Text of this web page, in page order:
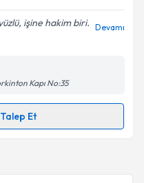
ilişkinAydınlatma
verilerimin belirtilen
ediyorum.
işine hakim biri. Devamı
Kapı No:35
Et